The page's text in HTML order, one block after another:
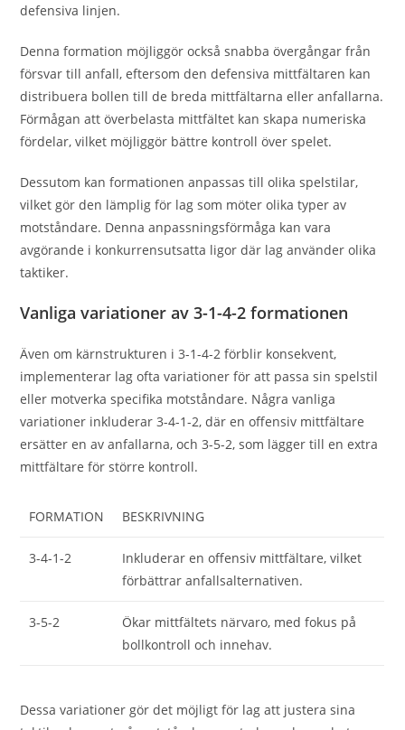
defensiva linjen.
Denna formation möjliggör också snabba övergångar från
försvar till anfall, eftersom den defensiva mittfältaren kan
distribuera bollen till de breda mittfältarna eller anfallarna.
Förmågan att överbelasta mittfältet kan skapa numeriska
fördelar, vilket möjliggör bättre kontroll över spelet.
Dessutom kan formationen anpassas till olika spelstilar,
vilket gör den lämplig för lag som möter olika typer av
motståndare. Denna anpassningsförmåga kan vara
avgörande i konkurrensutsatta ligor där lag använder olika
taktiker.
Vanliga variationer av 3-1-4-2 formationen
Även om kärnstrukturen i 3-1-4-2 förblir konsekvent,
implementerar lag ofta variationer för att passa sin spelstil
eller motverka specifika motståndare. Några vanliga
variationer inkluderar 3-4-1-2, där en offensiv mittfältare
ersätter en av anfallarna, och 3-5-2, som lägger till en extra
mittfältare för större kontroll.
FORMATION BESKRIVNING
3-4-1-2
Inkluderar en offensiv mittfältare, vilket
förbättrar anfallsalternativen.
3-5-2
Ökar mittfältets närvaro, med fokus på
bollkontroll och innehav.
Dessa variationer gör det möjligt för lag att justera sina